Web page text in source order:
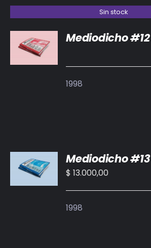
Sin stock
DETALLES
Mediodicho #12
1998
AL
CARRITO
/
Mediodicho #13
$ 13.000,00
1998